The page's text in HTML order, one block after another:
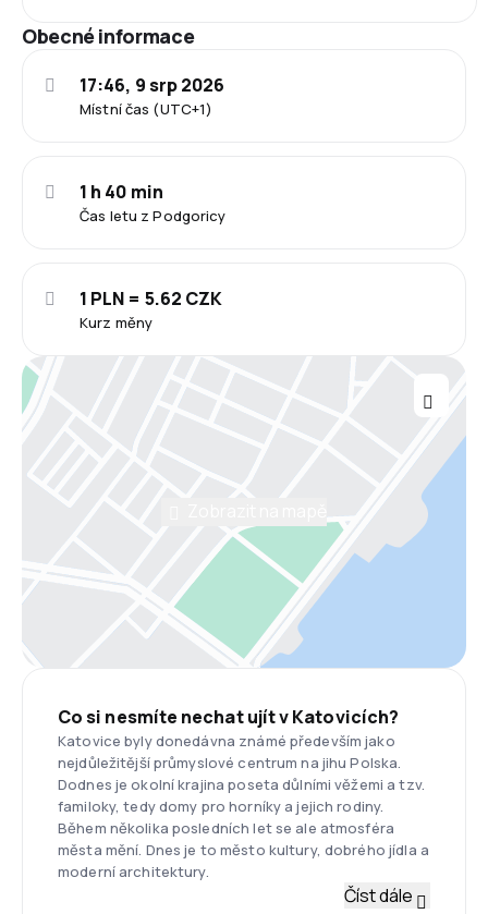
Obecné informace
Místní čas (UTC+1)
17:46, 9 srp 2026
Čas letu z Podgoricy
1 h 40 min
Kurz měny
1 PLN = 5.62 CZK
Co si nesmíte nechat ujít v Katovicích?
Katovice byly donedávna známé především jako
nejdůležitější průmyslové centrum na jihu Polska.
Dodnes je okolní krajina poseta důlními věžemi a tzv.
familoky, tedy domy pro horníky a jejich rodiny.
Během několika posledních let se ale atmosféra
města mění. Dnes je to město kultury, dobrého jídla a
moderní architektury.
Číst dále